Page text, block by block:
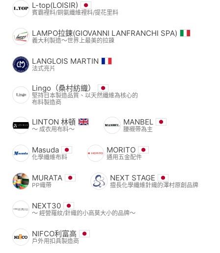
L-top(LOISIR)
賓霸裡料/銅氨纖維裡料/提花里料
LAMPO拉鍊(GIOVANNI LANFRANCHI SPA)
義大利製造～世界上最美的拉鍊
LANGLOIS MARTIN
法式亮片
Lingo（桑村紡織）
堅持日本製造品質、以天然纖維為核心的
布料製造商
LINTON 林頓
〜 成衣用布料〜
MANBEL
腰襯帶為主
Masuda
化學纖維布料
MORITO
通用五金配件
MURATA
PP織帶
NEXT STAGE
擅長化學纖維針織的澤村原創品牌
NEXT30
〜 經營羅紋/針織的小高莫大小的品牌〜
NIFCO利富高
戶外用扣具製造商